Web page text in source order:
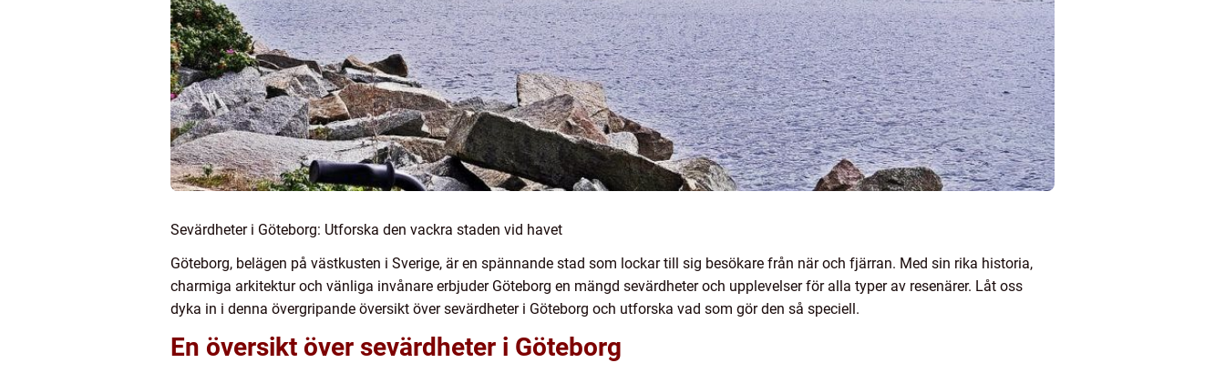
Sevärdheter i Göteborg: Utforska den vackra staden vid havet
Göteborg, belägen på västkusten i Sverige, är en spännande stad som lockar till sig besökare från när och fjärran. Med sin rika historia,
charmiga arkitektur och vänliga invånare erbjuder Göteborg en mängd sevärdheter och upplevelser för alla typer av resenärer. Låt oss
dyka in i denna övergripande översikt över sevärdheter i Göteborg och utforska vad som gör den så speciell.
En översikt över sevärdheter i Göteborg